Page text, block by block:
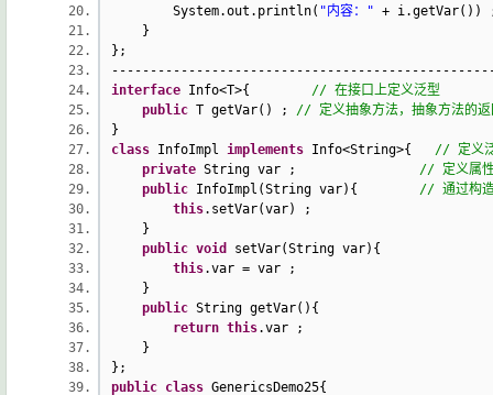
System.out.println( "内容：" +
}
};
interface Info<T>{ // 在接口上定义泛型
public T getVar() ; // 定义抽象方法，抽象方法的返
}
class InfoImpl implements Info<String>{ // 定义
private String var ; // 定义属
public InfoImpl(String var){ // 通过构造
this.setVar(var) ;
}
public void
setVar(String var){
this.var = var ;
}
public String getVar(){
return this.var ;
}
};
public class GenericsDemo25{